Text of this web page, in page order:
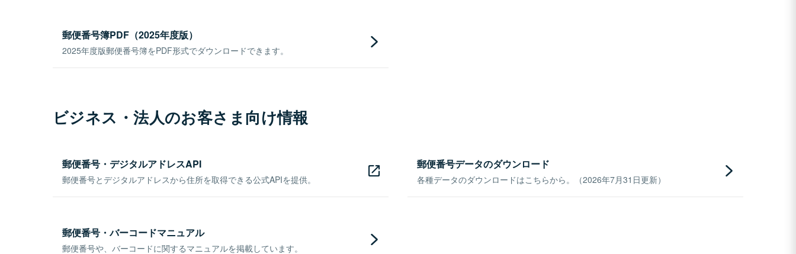
郵便番号簿PDF（2025年度版）
2025年度版郵便番号簿をPDF形式でダウンロードできます。
ビジネス・法人のお客さま向け情報
郵便番号・デジタルアドレスAPI
郵便番号とデジタルアドレスから住所を取得できる公式APIを提供。
郵便番号データのダウンロード
各種データのダウンロードはこちらから。（2026年7月31日更新）
郵便番号・バーコードマニュアル
郵便番号や、バーコードに関するマニュアルを掲載しています。